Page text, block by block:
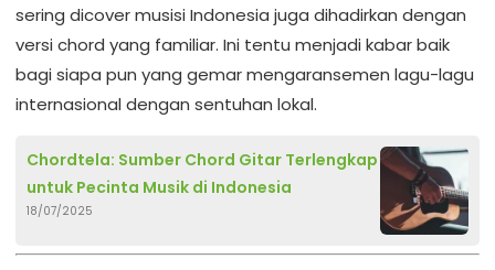
sering dicover musisi Indonesia juga dihadirkan dengan
versi chord yang familiar. Ini tentu menjadi kabar baik
bagi siapa pun yang gemar mengaransemen lagu-lagu
internasional dengan sentuhan lokal.
Chordtela: Sumber Chord Gitar Terlengkap
untuk Pecinta Musik di Indonesia
18/07/2025